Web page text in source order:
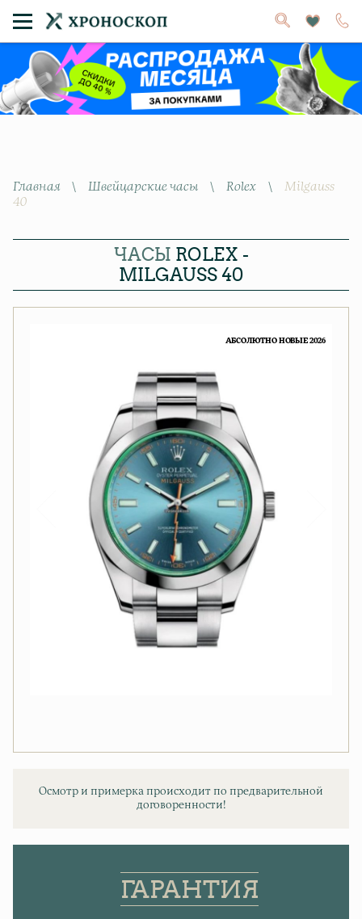
Главная \ Швейцарские часы \ Rolex \ Milgauss
40
ЧАСЫ ROLEX -
MILGAUSS 40
АБСОЛЮТНО НОВЫЕ 2026
Осмотр и примерка происходит по предварительной
договоренности!
ГАРАНТИЯ